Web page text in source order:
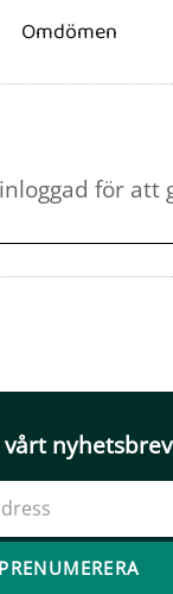
Omdömen
nyhetsbrev
PRENUMERERA